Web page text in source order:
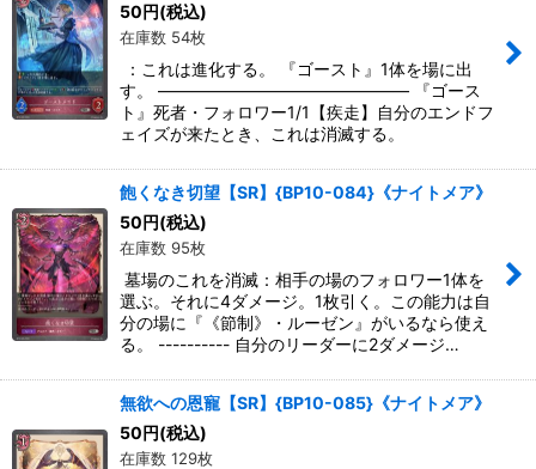
50円(税込)
在庫数 54枚
：これは進化する。 『ゴースト』1体を場に出
す。 ――――――――――――――― 『ゴース
ト』死者・フォロワー1/1【疾走】自分のエンドフ
ェイズが来たとき、これは消滅する。
飽くなき切望【SR】{BP10-084}《ナイトメア》
50円(税込)
在庫数 95枚
墓場のこれを消滅：相手の場のフォロワー1体を
選ぶ。それに4ダメージ。1枚引く。この能力は自
分の場に『《節制》・ルーゼン』がいるなら使え
る。 ---------- 自分のリーダーに2ダメージ…
無欲への恩寵【SR】{BP10-085}《ナイトメア》
50円(税込)
在庫数 129枚